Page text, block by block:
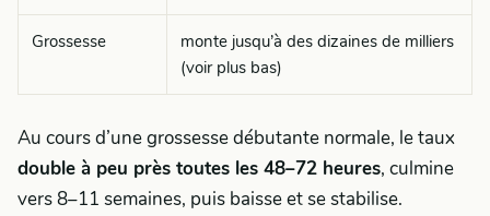
Grossesse
monte jusqu’à des dizaines de milliers
(voir plus bas)
Au cours d’une grossesse débutante normale, le taux
double à peu près toutes les 48–72 heures, culmine
vers 8–11 semaines, puis baisse et se stabilise.